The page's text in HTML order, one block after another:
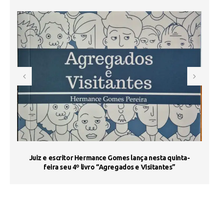
Juiz e escritor Hermance Gomes lança nesta quinta-
feira seu 4º livro “Agregados e Visitantes”